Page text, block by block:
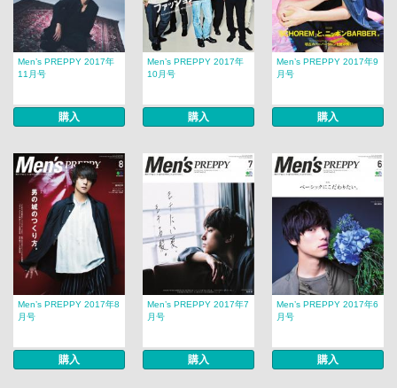
Men’s PREPPY 2017年
11月号
購入
Men’s PREPPY 2017年
10月号
購入
Men’s PREPPY 2017年9
月号
購入
Men’s PREPPY 2017年8
月号
購入
Men’s PREPPY 2017年7
月号
購入
Men’s PREPPY 2017年6
月号
購入